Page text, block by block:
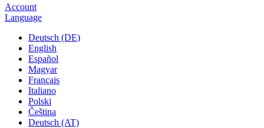
Account
Language
Deutsch (DE)
English
Español
Magyar
Français
Italiano
Polski
Čeština
Deutsch (AT)